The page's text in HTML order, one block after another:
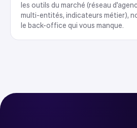
les outils du marché (réseau
multi-entités, indicateurs métier),
le back-office qui vous manque